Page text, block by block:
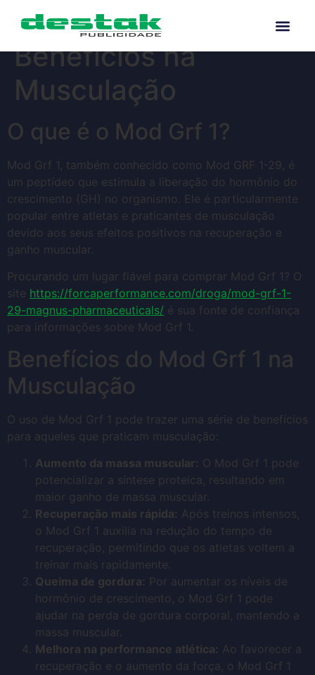
Mod Grf 1 e Seus
Benefícios na
Musculação
O que é o Mod Grf 1?
Mod Grf 1, também conhecido como Mod GRF 1-29, é
um peptídeo que estimula a liberação do hormônio do
crescimento (GH) no organismo. Ele é particularmente
popular entre atletas e praticantes de musculação
devido aos seus efeitos positivos na recuperação e
ganho muscular.
Procurando um lugar fiável para comprar Mod Grf 1? O
site https://forcaperformance.com/droga/mod-grf-1-
29-magnus-pharmaceuticals/ é sua fonte de confiança
para informações sobre Mod Grf 1.
Benefícios do Mod Grf 1 na
Musculação
O uso de Mod Grf 1 pode trazer uma série de benefícios
para aqueles que praticam musculação:
Aumento da massa muscular: O Mod Grf 1 pode
potencializar a síntese proteica, resultando em
maior ganho de massa muscular.
Recuperação mais rápida: Após treinos intensos,
o Mod Grf 1 auxilia na redução do tempo de
recuperação, permitindo que os atletas voltem a
treinar mais rapidamente.
Queima de gordura: Por aumentar os níveis de
hormônio de crescimento, o Mod Grf 1 pode
ajudar na perda de gordura corporal, mantendo a
massa muscular.
Melhora na performance atlética: Ao favorecer a
recuperação e o aumento da força, o Mod Grf 1